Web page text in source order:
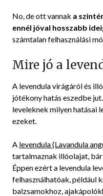
No, de ott vannak a
ennél jóval hosszabb
számtalan felhasználási
Mire jó a
A levendula virágáról és
jótékony hatás eszedbe
leveleknek milyen hatásai
ezeket.
A levendula (Lavandula
tartalmaznak illóolajat,
Éppen ezért a levendula
felhasználhatóak, például
balzsamokhoz,